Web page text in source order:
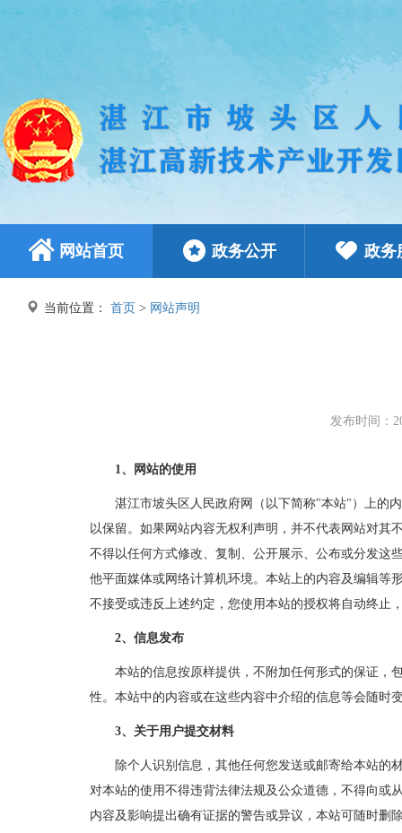
网站首页 政务公开 政务
当前位置： 首页 > 网站声明
发布时间：
1、网站的使用
湛江市坡头区人民政府网（以下简称"本站"）上的内
以保留。如果网站内容无权利声明，并不代表网站对其
不得以任何方式修改、复制、公开展示、公布或分发这
他平面媒体或网络计算机环境。本站上的内容及编辑等
不接受或违反上述约定，您使用本站的授权将自动终止
2、信息发布
本站的信息按原样提供，不附加任何形式的保证，包
性。本站中的内容或在这些内容中介绍的信息等会随时
3、关于用户提交材料
除个人识别信息，其他任何您发送或邮寄给本站的材
对本站的使用不得违背法律法规及公众道德，不得向或
内容及影响提出确有证据的警告或异议，本站可随时删